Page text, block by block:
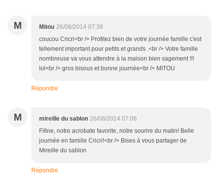
M Mitou 26/08/2014 07:39
coucou Cricri<br /> Profitez bien de votre journée famille c'est
tellement important pour petits et grands .<br /> Votre famille
nombreuse va vous attendre à la maison bien sagement !!!
lol<br /> gros bisous et bonne journée<br /> MITOU
Répondre
M mireille du sablon 26/08/2014 07:06
Fifine, notre acrobate favorite, notre sourire du matin! Belle
journée en famille Cricri!<br /> Bises à vous partager de
Mireille du sablon
Répondre